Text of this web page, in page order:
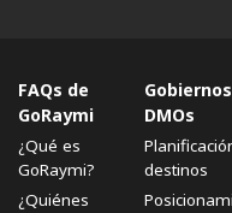
FAQs de
GoRaymi
¿Qué es
GoRaymi?
¿Quiénes
DMOs
destinos